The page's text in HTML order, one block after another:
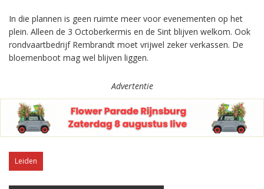
In die plannen is geen ruimte meer voor evenementen op het
plein. Alleen de 3 Octoberkermis en de Sint blijven welkom. Ook
rondvaartbedrijf Rembrandt moet vrijwel zeker verkassen. De
bloemenboot mag wel blijven liggen.
Advertentie
Leiden